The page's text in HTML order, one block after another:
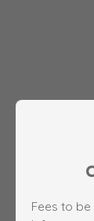
Fees to be